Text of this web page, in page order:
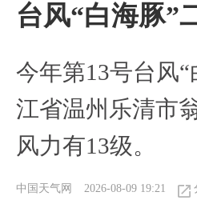
台风“白海豚”
今年第13号台风
江省温州乐清市
风力有13级。
中国天气网 2026-08-09 19:21